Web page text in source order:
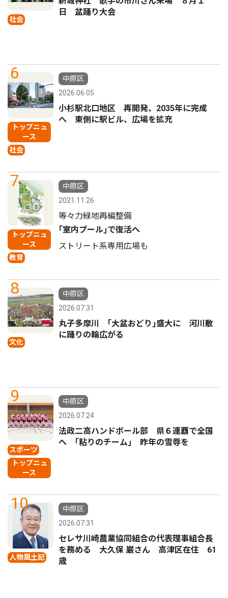
社会
日 盆踊り大会
6
トップニュ
ース
社会
中原区
2026.06.05
小杉駅北口地区 再開発、2035年に完成
へ 東側に駅ビル、広場を拡充
7
トップニュ
ース
教育
中原区
2021.11.26
等々力緑地再編整備
｢室内プール｣で復活へ
ストリート系専用広場も
8
文化
中原区
2026.07.31
丸子多摩川 ｢大盆おどり｣盛大に 河川敷
に踊りの輪広がる
9
スポーツ
トップニュ
ース
中原区
2026.07.24
法政二高ハンドボール部 県６連覇で全国
へ ｢粘りのチーム｣ 昨年の雪辱を
10
人物風土記
中原区
2026.07.31
セレサ川崎農業協同組合の代表理事組合長
を務める 大久保 巌さん 高津区在住 61
歳